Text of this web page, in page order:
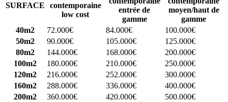
SURFACE
contemporaine
low cost
entrée de
gamme
moyen/haut de
gamme
40m2
72.000€ 84.000€
100.000€
50m2
90.000€ 105.000€
125.000€
80m2
144.000€ 168.000€
200.000€
100m2
180.000€ 210.000€
250.000€
120m2
216.000€ 252.000€
300.000€
160m2
288.000€ 336.000€
400.000€
200m2
360.000€ 420.000€ 500.000€